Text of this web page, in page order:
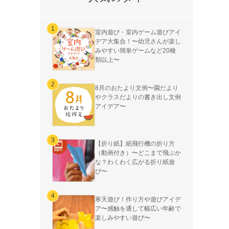
室内遊び・室内ゲーム遊びアイ
デア大集合！〜幼児さんが楽し
みやすい簡単ゲームなど20種
類以上〜
8月のおたより文例〜園だより
やクラスだよりの書き出し文例
アイデア〜
【折り紙】紙飛行機の折り方
（動画付き）〜どこまで飛ぶか
な？わくわく広がる折り紙遊
び〜
寒天遊び！作り方や遊びアイデ
ア〜感触を通して幅広い年齢で
楽しみやすい遊び〜